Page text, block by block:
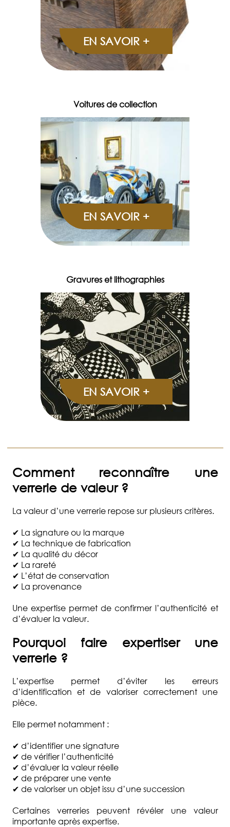
EN SAVOIR +
Voitures de collection
EN SAVOIR +
Gravures et lithographies
EN SAVOIR +
Comment reconnaître une
verrerie de valeur ?
La valeur d’une verrerie repose sur plusieurs critères.
✔ La signature ou la marque
✔ La technique de fabrication
✔ La qualité du décor
✔ La rareté
✔ L’état de conservation
✔ La provenance
Une expertise permet de confirmer l’authenticité et
d’évaluer la valeur.
Pourquoi faire expertiser une
verrerie ?
L’expertise permet d’éviter les erreurs
d’identification et de valoriser correctement une
pièce.
Elle permet notamment :
✔ d’identifier une signature
✔ de vérifier l’authenticité
✔ d’évaluer la valeur réelle
✔ de préparer une vente
✔ de valoriser un objet issu d’une succession
Certaines verreries peuvent révéler une valeur
importante après expertise.